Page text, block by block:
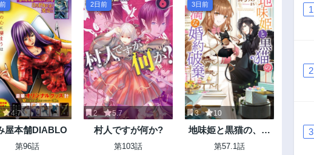
4.7
屋本舗DIABLO
第96話
2日前
2 5.7
村人ですが何か?
第103話
3日前
3 10
地味姫と黒猫の、円
満な婚約破棄
第57.1話
1
2
3